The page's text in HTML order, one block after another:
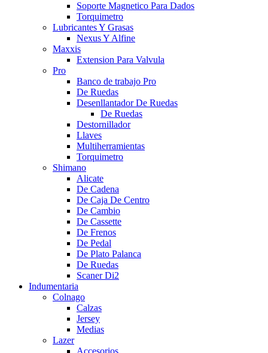
Soporte Magnetico Para Dados
Torquimetro
Lubricantes Y Grasas
Nexus Y Alfine
Maxxis
Extension Para Valvula
Pro
Banco de trabajo Pro
De Ruedas
Desenllantador De Ruedas
De Ruedas
Destornillador
Llaves
Multiherramientas
Torquimetro
Shimano
Alicate
De Cadena
De Caja De Centro
De Cambio
De Cassette
De Frenos
De Pedal
De Plato Palanca
De Ruedas
Scaner Di2
Indumentaria
Colnago
Calzas
Jersey
Medias
Lazer
Accesorios